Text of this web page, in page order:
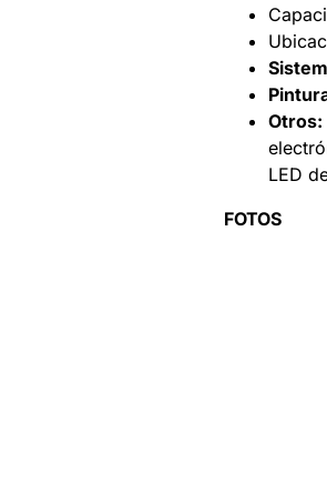
Otros:
LED
FOTOS